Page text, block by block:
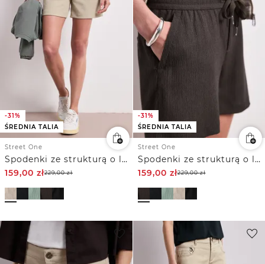
-31%
ŚREDNIA TALIA
Street One
Spodenki ze strukturą o luźnym kroju Loose Fit
159,00 zł229,00zł
-31%
ŚREDNIA TALIA
Street One
Spodenki ze strukturą o luźnym kroju Loose Fit
159,00 zł229,00zł